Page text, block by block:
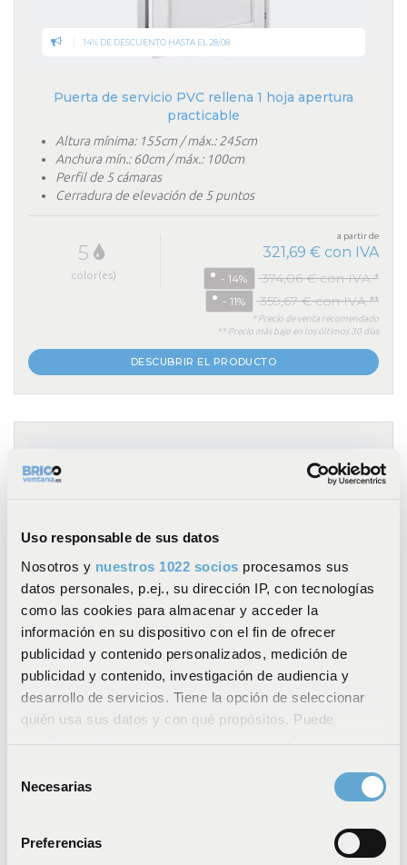
Uso responsable de sus datos
Nosotros y nuestros 1022 socios procesamos sus
datos personales, p.ej., su dirección IP, con tecnologías
como las cookies para almacenar y acceder la
información en su dispositivo con el fin de ofrecer
publicidad y contenido personalizados, medición de
publicidad y contenido, investigación de audiencia y
desarrollo de servicios. Tiene la opción de seleccionar
quién usa sus datos y con qué propósitos. Puede
cambiar o retirar su consentimiento en cualquier
el Menú de consentimiento.
Recopilar información sobre su ubicación
Necesarias
Preferencias
14% DE DESCUENTO HASTA EL 28/08
Puerta de servicio PVC rellena 1 hoja apertura
practicable
Altura mínima: 155cm / máx.: 245cm
Anchura mín.: 60cm / máx.: 100cm
Perfil de 5 cámaras
Cerradura de elevación de 5 puntos
5
color(es)
a partir de
321,69 € con IVA
- 14% 374,06 € con IVA *
- 11% 359,67 € con IVA **
* Precio de venta recomendado
** Precio más bajo en los últimos 30 días
DESCUBRIR EL PRODUCTO